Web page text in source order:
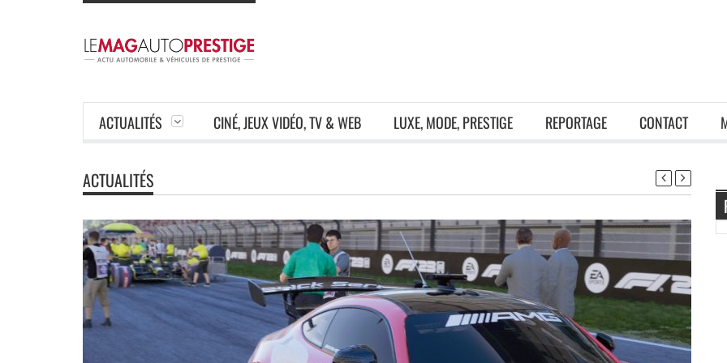
ACTUALITÉS CINÉ, JEUX VIDÉO, TV & WEB LUXE, MODE, PRESTIGE REPORTAGE CONTACT
ACTUALITÉS